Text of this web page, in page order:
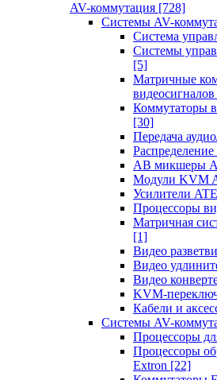
AV-коммутация [728]
Системы AV-
Система
Системы
[5]
Матричные
Коммутаторы
[30]
Передача
АВ микшеры
Модули KVM
Усилители
Процессоры
Матричная
[1]
Видео
Видео
Видео
KVM-
Кабели и
Системы AV-
Процессоры
Процессоры
Extron [22]